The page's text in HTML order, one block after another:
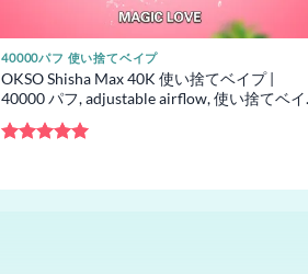
40000パフ 使い捨てベイプ
OKSO Shisha Max 40K 使い捨てベイプ |
40000 パフ, adjustable airflow, 使い捨てベイ
プ卸売